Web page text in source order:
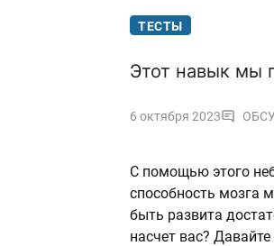
ТЕСТЫ
Этот навык мы
6 октября 2023
С помощью этого
способность мозга
быть развита
насчет вас?